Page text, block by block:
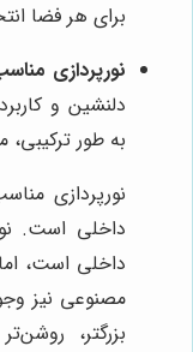
برای هر فضا
نورپردازی
دلنشین و
به طور ترکیبی،
نورپردازی
داخلی است.
داخلی است، اما
مصنوعی نیز
بزرگتر،